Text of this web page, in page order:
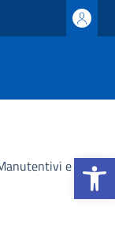
Apri la
e